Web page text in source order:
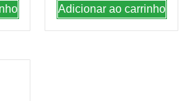
Adicionar ao carrinho